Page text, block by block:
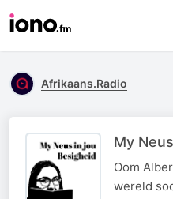
Afrikaans.Radio
My
Oom
wereld